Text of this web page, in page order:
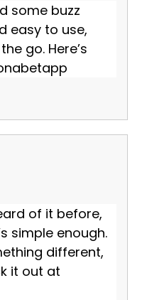
some buzz
easy to use,
go. Here’s
of it before,
simple enough.
different,
it out at